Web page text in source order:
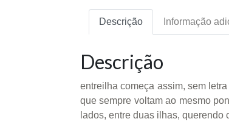
Descrição Informação
Descrição
entreilha começa assim, sem
que sempre voltam ao mesmo
lados, entre duas ilhas, querendo